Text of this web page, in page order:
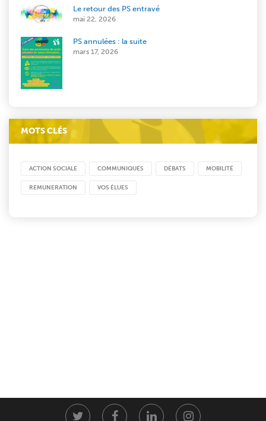
Le retour des PS entravé
mai 22, 2026
PS annulées : la suite
mars 17, 2026
MOTS CLÉS
ACTION SOCIALE COMMUNIQUÉS DÉBATS MOBILITÉ
REMUNERATION VOS ÉLUES